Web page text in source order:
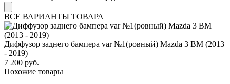
ВСЕ ВАРИАНТЫ ТОВАРА
Диффузор заднего бампера var №1(ровный) Mazda 3 BM (2013
- 2019)
7 200 руб.
Похожие товары